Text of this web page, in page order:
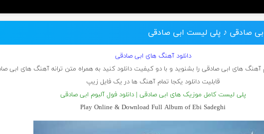
ابی صادقی ♪ پلی لیست ابی صادقی
دانلود آهنگ های ابی صادقی
آهنگ های ابی صادقی را بشنوید و با دو کیفیت دانلود کنید به همراه متن ترانه آهنگ های ابی
قابلیت دانلود یکجا تمام آهنگ ها در یک فایل زیپ
پلی لیست کامل موزیک های ابی صادقی | دانلود فول آلبوم ابی صادقی
Play Online & Download Full Album of Ebi Sadeghi